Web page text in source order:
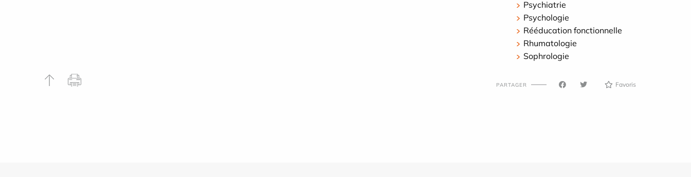
Psychiatrie
Psychologie
Rééducation fonctionnelle
Rhumatologie
Sophrologie
PARTAGER Favoris